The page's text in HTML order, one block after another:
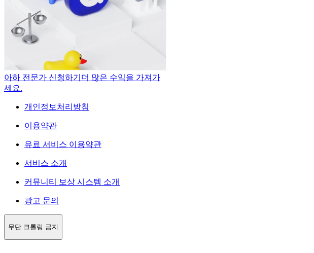
아하 전문가 신청하기 더 많은 수익을 가져가
세요.
개인정보처리방침
이용약관
유료 서비스 이용약관
서비스 소개
커뮤니티 보상 시스템 소개
광고 문의
무단 크롤링 금지